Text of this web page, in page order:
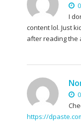
I
content lol. Just
after reading the
https://